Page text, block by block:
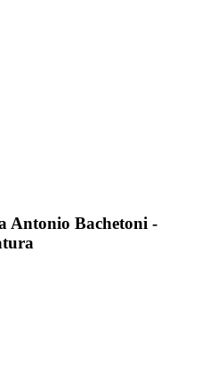
Antonio Bachetoni -